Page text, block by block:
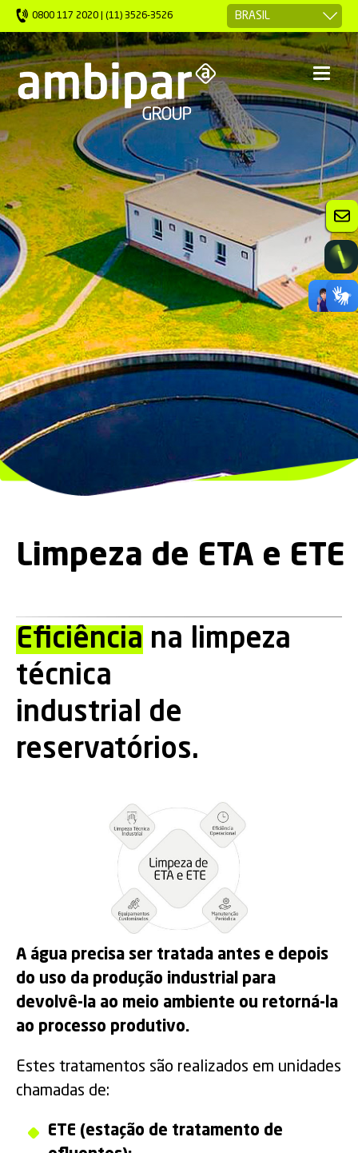
0800 117 2020 | (11) 3526-3526
Limpeza de ETA e ETE
Eficiência na limpeza
técnica
industrial de
reservatórios.
A água precisa ser tratada antes e depois
do uso da produção industrial para
devolvê-la ao meio ambiente ou retorná-la
ao processo produtivo.
Estes tratamentos são realizados em unidades
chamadas de:
ETE (estação de tratamento de